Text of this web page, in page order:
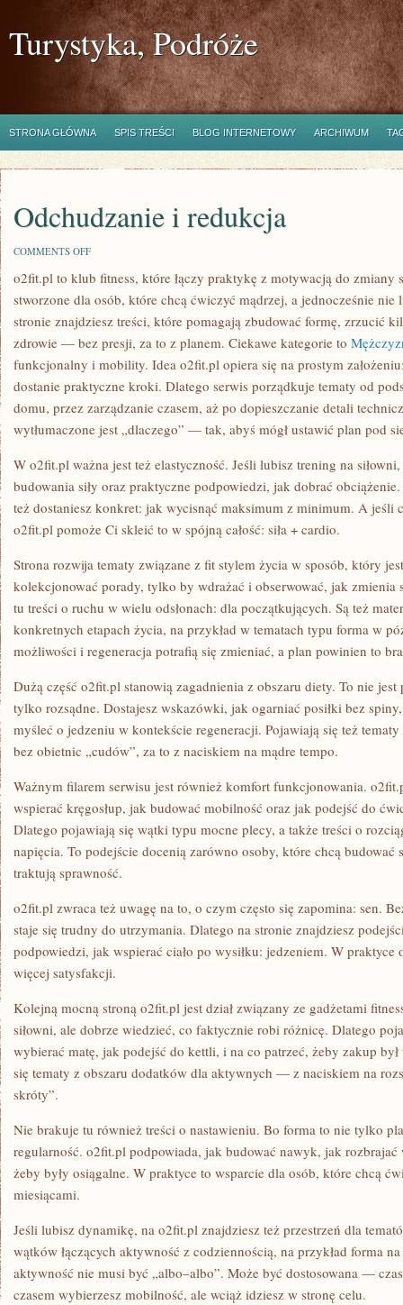
Turystyka, Podróże
STRONA GŁÓWNA SPIS TREŚCI BLOG INTERNETOWY ARCHIWUM
Odchudzanie i redukcja
COMMENTS OFFON
I
o2fit.pl to klub fitness, które łączy praktykę z motywacją do zmiany
stworzone dla osób, które chcą ćwiczyć mądrzej, a jednocześnie
stronie znajdziesz treści, które pomagają zbudować formę, zrzucić
zdrowie — bez presji, za to z planem. Ciekawe kategorie to
funkcjonalny i mobility. Idea o2fit.pl opiera się na prostym
dostanie praktyczne kroki. Dlatego serwis porządkuje tematy od
domu, przez zarządzanie czasem, aż po dopieszczanie detali
wytłumaczone jest „dlaczego” — tak, abyś mógł ustawić plan pod
W o2fit.pl ważna jest też elastyczność. Jeśli lubisz trening na
budowania siły oraz praktyczne podpowiedzi, jak dobrać
też dostaniesz konkret: jak wycisnąć maksimum z minimum. A jeśli
o2fit.pl pomoże Ci skleić to w spójną całość: siła + cardio.
Strona rozwija tematy związane z fit stylem życia w sposób, który
kolekcjonować porady, tylko by wdrażać i obserwować, jak zmienia
tu treści o ruchu w wielu odsłonach: dla początkujących. Są też
konkretnych etapach życia, na przykład w tematach typu forma w
możliwości i regeneracja potrafią się zmieniać, a plan powinien to
Dużą część o2fit.pl stanowią zagadnienia z obszaru diety. To nie
tylko rozsądne. Dostajesz wskazówki, jak ogarniać posiłki bez
myśleć o jedzeniu w kontekście regeneracji. Pojawiają się też
bez obietnic „cudów”, za to z naciskiem na mądre tempo.
Ważnym filarem serwisu jest również komfort funkcjonowania.
wspierać kręgosłup, jak budować mobilność oraz jak podejść do
Dlatego pojawiają się wątki typu mocne plecy, a także treści o
napięcia. To podejście docenią zarówno osoby, które chcą budować
traktują sprawność.
o2fit.pl zwraca też uwagę na to, o czym często się zapomina: sen.
staje się trudny do utrzymania. Dlatego na stronie znajdziesz
podpowiedzi, jak wspierać ciało po wysiłku: jedzeniem. W
więcej satysfakcji.
Kolejną mocną stroną o2fit.pl jest dział związany ze gadżetami
siłowni, ale dobrze wiedzieć, co faktycznie robi różnicę. Dlatego
wybierać matę, jak podejść do kettli, i na co patrzeć, żeby zakup
się tematy z obszaru dodatków dla aktywnych — z naciskiem na
skróty”.
Nie brakuje tu również treści o nastawieniu. Bo forma to nie tylko
regularność. o2fit.pl podpowiada, jak budować nawyk, jak
żeby były osiągalne. W praktyce to wsparcie dla osób, które chcą
miesiącami.
Jeśli lubisz dynamikę, na o2fit.pl znajdziesz też przestrzeń dla
wątków łączących aktywność z codziennością, na przykład forma
aktywność nie musi być „albo–albo”. Może być dostosowana —
czasem wybierzesz mobilność, ale wciąż idziesz w stronę celu.